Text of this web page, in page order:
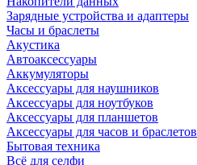
Зарядные устройства и адаптеры
Часы и браслеты
Акустика
Автоаксессуары
Аккумуляторы
Аксессуары для наушников
Аксессуары для ноутбуков
Аксессуары для планшетов
Аксессуары для часов и браслетов
Бытовая техника
Всё для селфи